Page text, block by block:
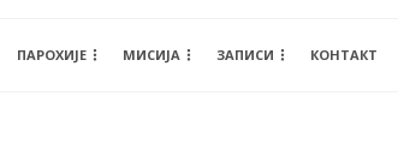
ПАРОХИЈЕ МИСИЈА ЗАПИСИ КОНТАКТ